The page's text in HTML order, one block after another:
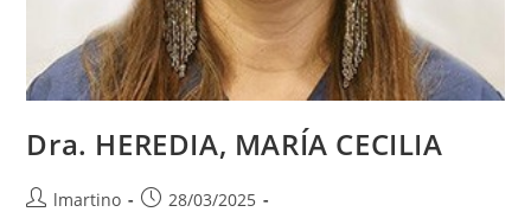
Dra. HEREDIA, MARÍA CECILIA
lmartino
28/03/2025